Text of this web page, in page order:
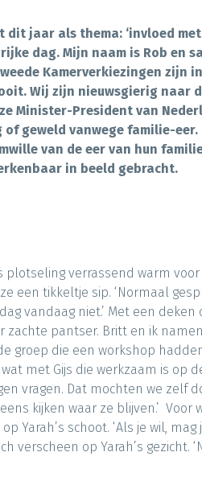
jaar als thema: ‘invloed met
dag. Mijn naam is Rob en
Kamerverkiezingen zijn
Wij zijn nieuwsgierig naar
Minister-President van
geweld vanwege familie-
van de eer van hun
in beeld gebracht.
plotseling verrassend warm
een tikkeltje sip. ‘Normaal
vandaag niet.’ Met een
pantser. Britt en ik
groep die een workshop
met Gijs die werkzaam is op
vragen. Dat mochten we zelf
kijken waar ze blijven.’ Voor
Yarah’s schoot. ‘Als je wil,
verscheen op Yarah’s gezicht.